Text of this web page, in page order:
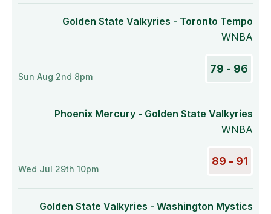
Golden State Valkyries - Toronto Tempo
WNBA
96 - 79
Sun Aug 2nd 8pm
Phoenix Mercury - Golden State Valkyries
WNBA
91 - 89
Wed Jul 29th 10pm
Golden State Valkyries - Washington Mystics